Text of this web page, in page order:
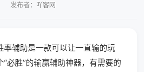
发布者：吖客网
率辅助是一款可以让一直输的玩
“必胜”的输赢辅助神器，有需要的